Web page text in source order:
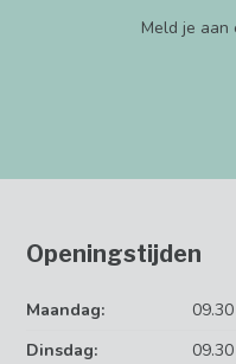
Meld je
Openingstijden
Maandag:
Dinsdag: